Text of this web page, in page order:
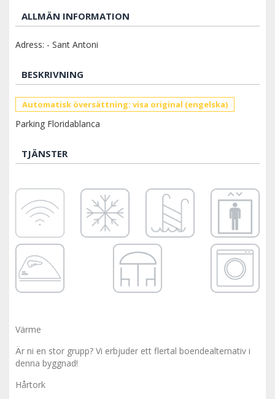
ALLMÄN INFORMATION
Adress: - Sant Antoni
BESKRIVNING
Automatisk översättning: visa original (engelska)
Parking Floridablanca
TJÄNSTER
Värme
Är ni en stor grupp? Vi erbjuder ett flertal boendealternativ i
denna byggnad!
Hårtork